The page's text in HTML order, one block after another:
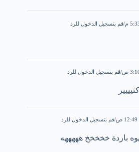
قم بتسجيل الدخول للرد
قم بتسجيل الدخول للرد
قم بتسجيل الدخول للرد
باردة خخخخخ هههههه